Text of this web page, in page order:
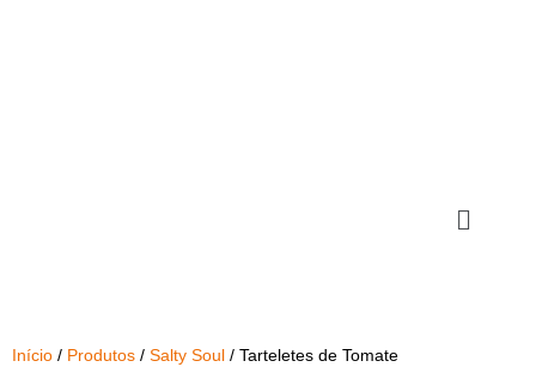
Início / Produtos / Salty Soul / Tarteletes de Tomate